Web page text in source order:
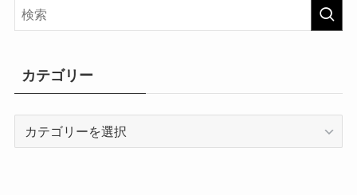
カテゴリー